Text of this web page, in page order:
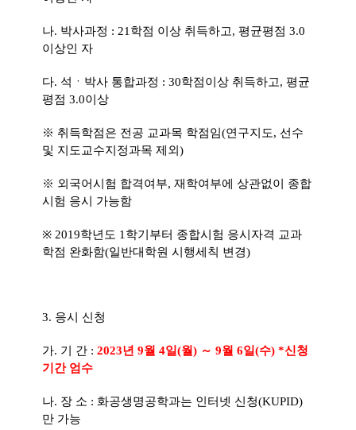
나. 박사과정 : 21학점 이상 취득하고, 평균평점 3.0
이상인 자
다. 석ㆍ박사 통합과정 : 30학점이상 취득하고, 평균
평점 3.0이상
※ 취득학점은 전공 교과목 학점임(연구지도, 선수
및 지도교수지정과목 제외 )
※ 외국어시험 합격여부, 재학여부에 상관없이 종합
시험 응시 가능함
※ 2019학년도 1학기부터 종합시험 응시자격 교과
학점 완화함(일반대학원 시행세칙 변경)
3. 응시 신청
가. 기 간 : 2023년 9월 4일(월) ～ 9월 6일(수) *신청
기간 엄수
나. 장 소 : 화공생명공학과는 인터넷 신청(KUPID)
만 가능